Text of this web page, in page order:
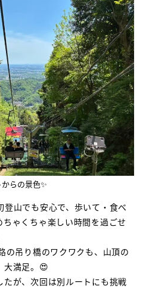
らの景色✨
山でも安心で、歩いて・食べ
ゃくちゃ楽しい時間を過ごせ
の吊り橋のワクワクも、山頂の
大満足。😍
が、次回は別ルートにも挑戦